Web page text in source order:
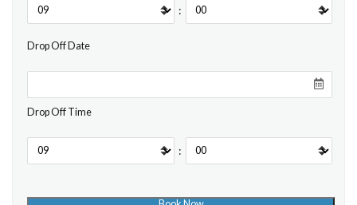
:
Drop Off Date
Drop Off Time
: